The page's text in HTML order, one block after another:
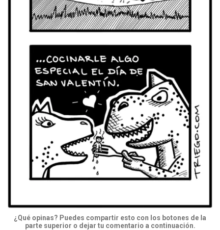
¿Qué opinas? Puedes compartir esto con los botones de la
parte superior o dejar tu comentario a continuación.